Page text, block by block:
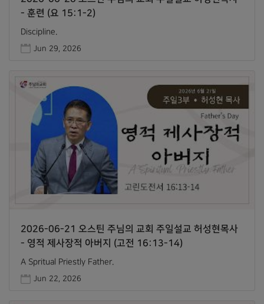
- 훈련 (요 15:1-2)
Discipline.
Jun 29, 2026
2026-06-21 오스틴 주님의 교회 주일설교 허성현목사
- 영적 제사장적 아버지 (고전 16:13-14)
A Spritual Priestly Father.
Jun 22, 2026